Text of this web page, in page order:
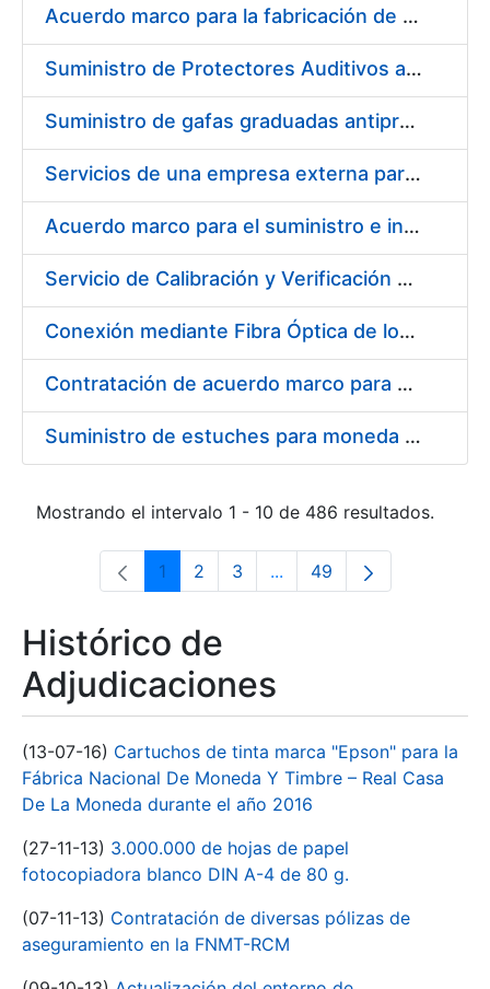
Acuerdo marco para la fabricación de piezas
Suministro de Protectores Auditivos a medida para las personas trabajadoras de los Centros de Trabajo de Madrid y Burgos
Suministro de gafas graduadas antiproyecciones para los trabajadores de la FNMT-RCM en los centros de trabajo de Madrid y Burgos
Servicios de una empresa externa para el asesoramiento y resolución de los recursos de alzada que se presentan relacionados con procesos de selección para la FNMT-RCM
Acuerdo marco para el suministro e instalación de persianas, estores y otros complementos
Servicio de Calibración y Verificación Externa de los Equipos de Medición del Servicio de Prevención de la FNMT-RCM
Conexión mediante Fibra Óptica de los Centros de Proceso de Datos (CPDs) de las sedes de la FNMT-RCM de Burgos y Madrid
Contratación de acuerdo marco para el Suministro de Material de Electricidad para la Fábrica Nacional de Moneda y Timbre-Real Casa de la Moneda en su centro de trabajo de Burgos
Suministro de estuches para moneda de 30 €
Mostrando el intervalo 1 - 10 de 486 resultados.
Página
1 Página
2 Página
3 ...Páginas intermedias Use
Página
49
Histórico de
Adjudicaciones
(13-07-16) Cartuchos de tinta marca "Epson" para la
Fábrica Nacional De Moneda Y Timbre – Real Casa
De La Moneda durante el año 2016
(27-11-13) 3.000.000 de hojas de papel
fotocopiadora blanco DIN A-4 de 80 g.
(07-11-13) Contratación de diversas pólizas de
aseguramiento en la FNMT-RCM